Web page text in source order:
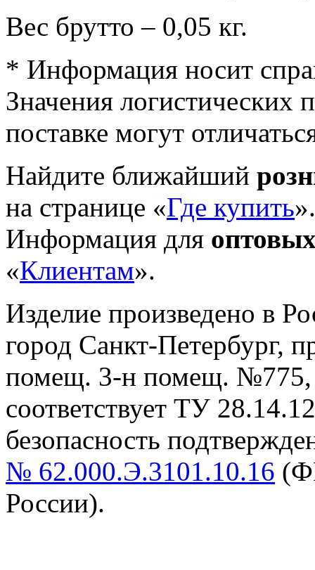
Вес брутто – 0,05 кг.
* Информация носит
Значения логистических
поставке могут
Найдите ближайший
на странице «Где купить».
Информация для
«Клиентам».
Изделие произведено в
город Санкт-Петербург,
помещ. 3-н помещ. №775,
cоответствует ТУ
безопасность
№ 62.000.Э.3101.10.16
России).